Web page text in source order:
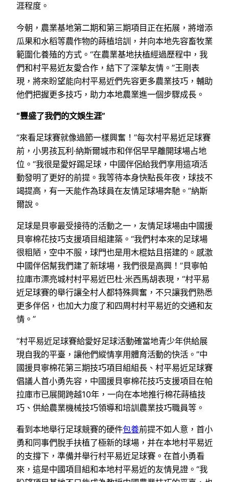
涯程度。
今朝，農業基地第二期和第三期項目正在拓展，將增添
瓜果和水稻等農作物的蒔植培訓，并向本地先容畜牧業
範圍化養殖的方式。“在農業基地扶植經過歷程中，我
們和村平易近友愛合作，結下了深摯友情。”王剛表
現，將來盼望能向村平易近們先容更多農業技巧，輔助
他們把握更多技巧，助力本地農業進一個步驟成長。
“豐盛了我們的文娛生涯”
“來看足球賽就像過節一樣興奮！”每次村平易近足球賽
前，小男孩瓦利·納斯爾城市和伴侶早早離開球場占地
位。“我很是愛好踢足球，中國伴侶給我們享用這項活
動發明了更好的前提。我等待本身快點長年夜，球技不
竭提高，有一天能作為球員在友情足球場奔馳。”納斯
爾說。
足球是貝寧最受接待的活動之一，友情足球場由中國援
貝寧棉花技巧支援項目組建築。“我們村本來的足球場
很粗陋，空中不服，球門也是用木棍姑且搭建的。感激
中國伴侶幫我們建了新球場，我們很是高興！”貝寧帕
拉庫市漂亮城村村平易近巴杜·米西馬胡表現，“村平易
近足球賽的舉行讓全村人都特殊興奮，不只讓我們熟悉
更多伴侶，也加大力度了和四周村村平易近的交通和友
情。”
“村平易近足球賽給愛好足球活動確當地青少年供給展
現自我的平臺，讓他們縱情享用體育活動的快活。”中
國援貝寧棉花第三期技巧項目組組長、村平易近足球賽
倡議人首小勇先容，中國援貝寧棉花技巧支援項目在帕
拉庫市已展開跨越10年，一向在本地推行棉花蒔植技
巧、供給農業機械技巧領導和培訓農業技巧職員等。
看到本地舉行足球競賽的硬件包養前提不如人意，首小
勇和同事們脫手扶植了極新的球場，并在本地村平易近
的支撐下，準備并舉行村平易近足球賽。在首小勇看
來，這是中國項目組和本地村平易近的友情見證。“我